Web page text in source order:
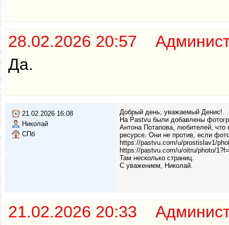
28.02.2026 20:57
Да.
21.02.2026 16:08
Николай
СПб
Добрый день, уважаемый Денис!
На Pastvu были добавлены
Антона Потапова, любителей,
ресурсе. Они не против, если
https://pastvu.com/u/prostislav1/
https://pastvu.com/u/oitru/photo/
Там несколько страниц.
С уважением, Николай.
21.02.2026 20:33